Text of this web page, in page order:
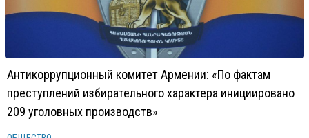
Антикоррупционный комитет Армении: «По фактам
преступлений избирательного характера инициировано
209 уголовных производств»